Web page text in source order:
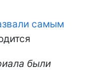
самым
были